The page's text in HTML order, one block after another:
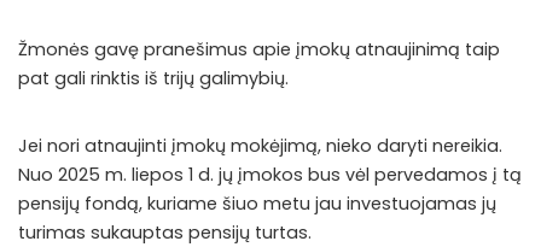
Žmonės gavę pranešimus apie įmokų atnaujinimą taip
pat gali rinktis iš trijų galimybių.
Jei nori atnaujinti įmokų mokėjimą, nieko daryti nereikia.
Nuo 2025 m. liepos 1 d. jų įmokos bus vėl pervedamos į tą
pensijų fondą, kuriame šiuo metu jau investuojamas jų
turimas sukauptas pensijų turtas.